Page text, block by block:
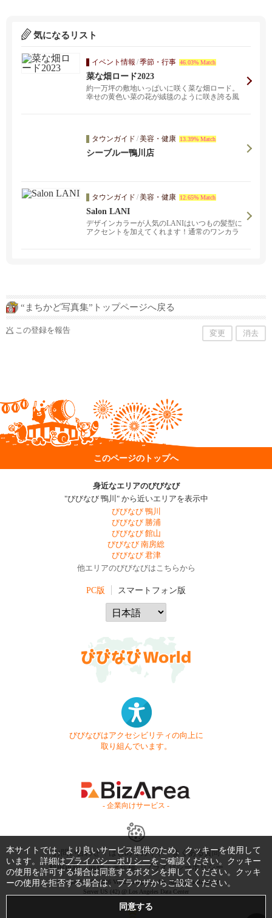
気になるリスト
イベント情報 /季節・行事 46.03% Match
菜な畑ロード2023
約一万坪の敷地いっぱいに咲く菜な畑ロード。
幸せの黄色い菜の花が絨毯のように咲き誇る風
タウンガイド /美容・健康 13.39% Match
シーブルー鴨川店
タウンガイド /美容・健康 12.65% Match
Salon LANI
デザインカラーが人気のLANIはいつもの髪型に
アクセントを加えてくれます！通常のワンカラ
“まちかど写真集”トップページへ戻る
この登録を報告 変更 消去
このページのトップへ
身近なエリアのびびなび
"びびなび 鴨川" から近いエリアを表示中
びびなび 鴨川
びびなび 勝浦
びびなび 館山
びびなび 南房総
びびなび 君津
他エリアのびびなびはこちらから
PC版 スマートフォン版
びびなびはアクセシビリティの向上に
取り組んでいます。
- 企業向けサービス -
お問い合わせ はじめてガイド
よくある質問
利用規約
商標・著作権 プライバシーポリシー
Copyright © 1999-2026 Vivid Navigation, Inc. All Rights Reserved.
Server US (42) @ Los Angeles Data Center
本サイトでは、より良いサービス提供のため、クッキーを使用して
います。詳細はプライバシーポリシーをご確認ください。クッキー
の使用を許可する場合は同意するボタンを押してください。クッキ
ーの使用を拒否する場合は、ブラウザからご設定ください。